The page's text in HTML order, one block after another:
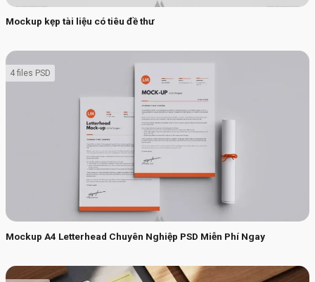
Mockup kẹp tài liệu có tiêu đề thư
Mockup A4 Letterhead Chuyên Nghiệp PSD Miễn Phí Ngay
4 files PSD